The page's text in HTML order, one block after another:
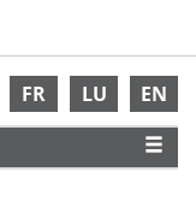
FR LU EN